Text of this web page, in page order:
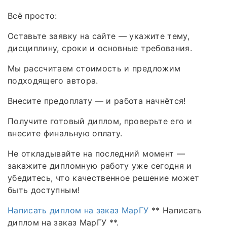
Всё просто:
Оставьте заявку на сайте — укажите тему,
дисциплину, сроки и основные требования.
Мы рассчитаем стоимость и предложим
подходящего автора.
Внесите предоплату — и работа начнётся!
Получите готовый диплом, проверьте его и
внесите финальную оплату.
Не откладывайте на последний момент —
закажите дипломную работу уже сегодня и
убедитесь, что качественное решение может
быть доступным!
Написать диплом на заказ МарГУ ** Написать
диплом на заказ МарГУ **.